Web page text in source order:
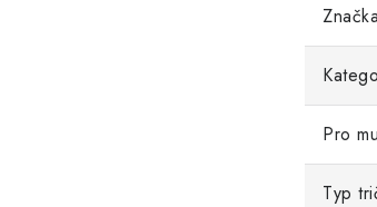
Značka
Pro
Typ